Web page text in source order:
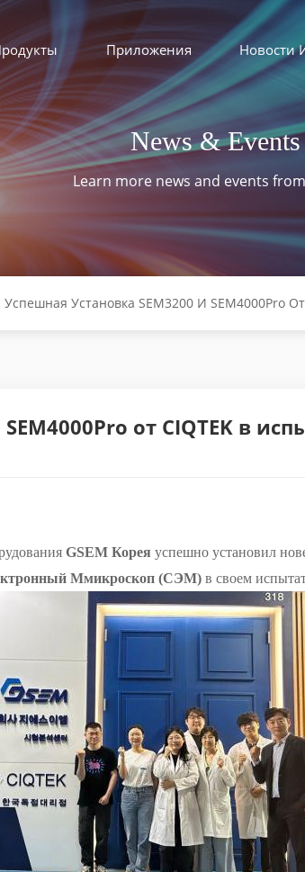
Приложения Новости
News & Events
Learn more news and events from
Успешная Установка SEM3200 И SEM4000Pro
от CIQTEK в
GSEM Корея успешно установил
Ммикроскоп (СЭМ) в своем